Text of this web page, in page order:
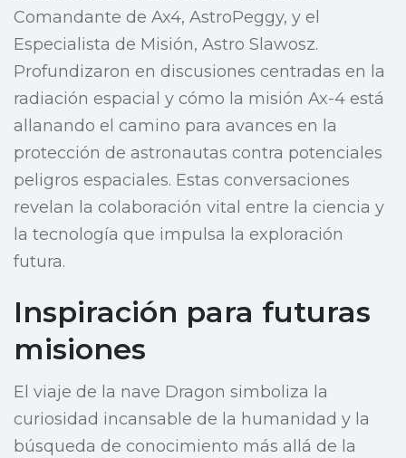
Comandante de Ax4, AstroPeggy, y el
Especialista de Misión, Astro Slawosz.
Profundizaron en discusiones centradas en la
radiación espacial y cómo la misión Ax-4 está
allanando el camino para avances en la
protección de astronautas contra potenciales
peligros espaciales. Estas conversaciones
revelan la colaboración vital entre la ciencia y
la tecnología que impulsa la exploración
futura.
Inspiración para futuras
misiones
El viaje de la nave Dragon simboliza la
curiosidad incansable de la humanidad y la
búsqueda de conocimiento más allá de la